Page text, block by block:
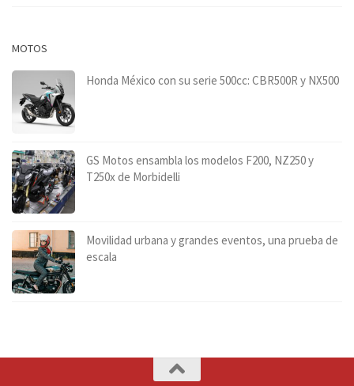
MOTOS
Honda México con su serie 500cc: CBR500R y NX500
GS Motos ensambla los modelos F200, NZ250 y
T250x de Morbidelli
Movilidad urbana y grandes eventos, una prueba de
escala